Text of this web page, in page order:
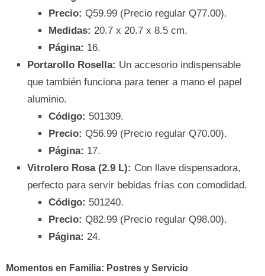
Precio: Q59.99 (Precio regular Q77.00).
Medidas: 20.7 x 20.7 x 8.5 cm.
Página: 16.
Portarollo Rosella: Un accesorio indispensable
que también funciona para tener a mano el papel
aluminio.
Código: 501309.
Precio: Q56.99 (Precio regular Q70.00).
Página: 17.
Vitrolero Rosa (2.9 L): Con llave dispensadora,
perfecto para servir bebidas frías con comodidad.
Código: 501240.
Precio: Q82.99 (Precio regular Q98.00).
Página: 24.
Momentos en Familia: Postres y Servicio